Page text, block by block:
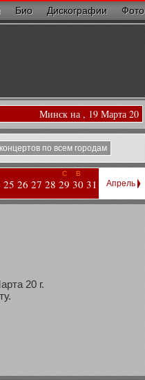
Био Дискографии Фото
Минск на , 19 Марта 20
по всем городам
25 26 27 28
С
29
В
30 31 Апрель
20 г.